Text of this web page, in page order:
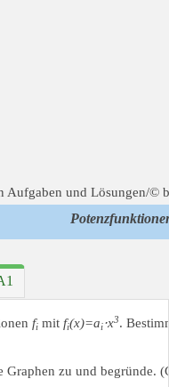
fi mit fi(x)=ai⋅x3.